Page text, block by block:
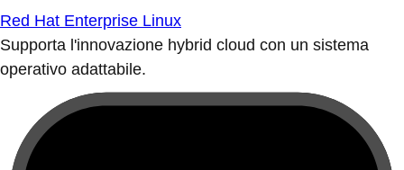
Red Hat Enterprise Linux
Supporta l'innovazione hybrid cloud con un sistema
operativo adattabile.